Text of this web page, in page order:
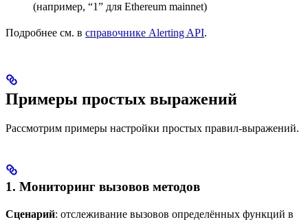
(например, “1” для Ethereum mainnet)
Подробнее см. в справочнике Alerting API.
Примеры простых выражений
Рассмотрим примеры настройки простых правил-выражений.
1. Мониторинг вызовов методов
Сценарий: отслеживание вызовов определённых функций в